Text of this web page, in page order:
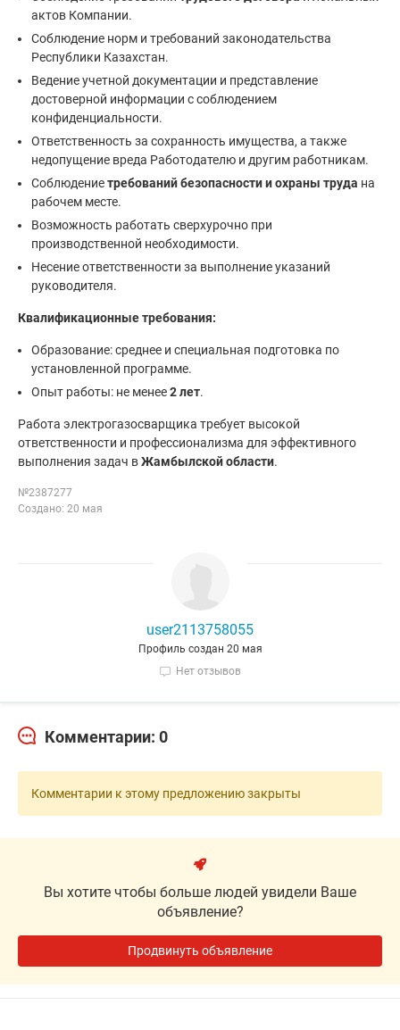
актов Компании.
Соблюдение норм и требований законодательства
Республики Казахстан.
Ведение учетной документации и представление
достоверной информации с соблюдением
конфиденциальности.
Ответственность за сохранность имущества, а также
недопущение вреда Работодателю и другим работникам.
Соблюдениетребований безопасности и охраны труда на
рабочем месте.
Возможность работать сверхурочно при
производственной необходимости.
Несение ответственности за выполнение указаний
руководителя.
Квалификационные требования:
Образование: среднее и специальная подготовка по
установленной программе.
Опыт работы: не менее2 лет.
Работа электрогазосварщика требует высокой
ответственности и профессионализма для эффективного
выполнения задач вЖамбылской области.
№2387277
Создано: 20 мая
user2113758055
Профиль создан 20 мая
Нет отзывов
Комментарии: 0
Комментарии к этому предложению закрыты
Вы хотите чтобы больше людей увидели Ваше
объявление?
Продвинуть объявление